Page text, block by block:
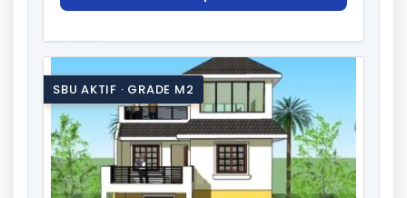
SBU AKTIF · GRADE M2